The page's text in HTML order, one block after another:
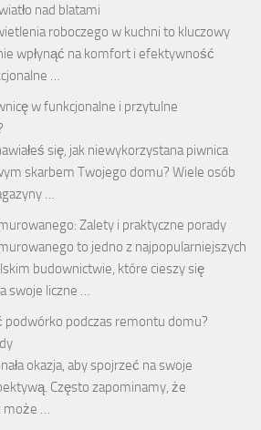
nad blatami
roboczego w kuchni to kluczowy
wpłynąć na komfort i efektywność
…
w funkcjonalne i przytulne
się, jak niewykorzystana piwnica
skarbem Twojego domu? Wiele osób
…
Zalety i praktyczne porady
to jedno z najpopularniejszych
budownictwie, które cieszy się
swoje liczne …
podwórko podczas remontu domu?
okazja, aby spojrzeć na swoje
Często zapominamy, że
może …